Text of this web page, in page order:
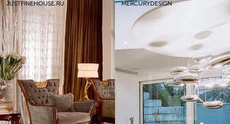
JUSTFINEHOUSE.RU MERCURYDESIGN